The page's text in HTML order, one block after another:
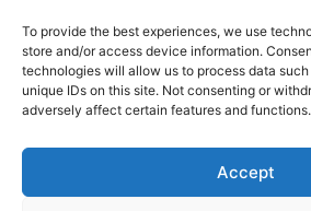
To provide the best experiences, we use
store and/or access device information.
technologies will allow us to process data
unique IDs on this site. Not consenting or
adversely affect certain features and functions.
Accept